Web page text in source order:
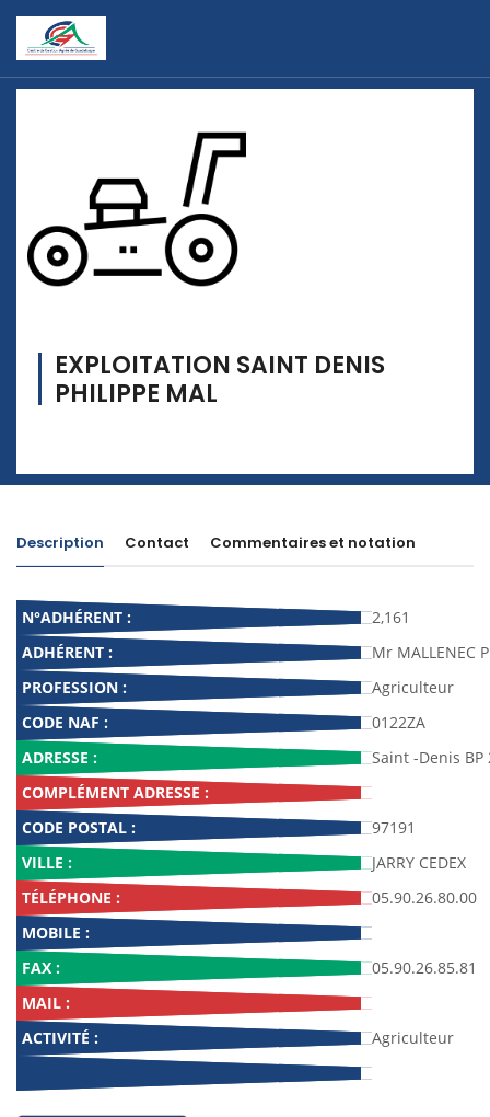
EXPLOITATION SAINT DENIS
PHILIPPE MAL
Description Contact Commentaires et notation
N°ADHÉRENT :
2,161
ADHÉRENT :
Mr MALLENEC
PROFESSION :
Agriculteur
CODE NAF :
0122ZA
ADRESSE :
Saint -Denis BP
COMPLÉMENT ADRESSE :
CODE POSTAL :
97191
VILLE :
JARRY CEDEX
TÉLÉPHONE :
05.90.26.80.00
MOBILE :
FAX :
05.90.26.85.81
MAIL :
ACTIVITÉ :
Agriculteur